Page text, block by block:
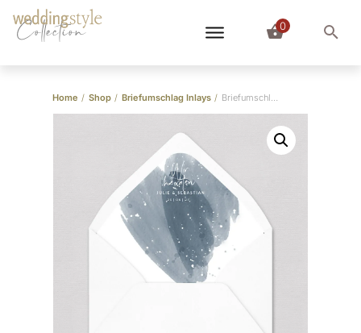
Collection 0
Home / Shop / Briefumschlag Inlays / Briefumschlag-Inlay Blau Wasserfarbe